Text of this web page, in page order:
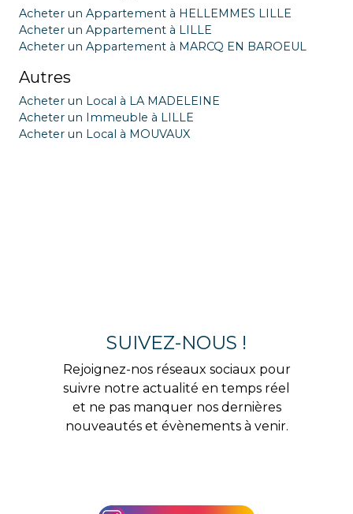
Acheter un Appartement à HELLEMMES LILLE
Acheter un Appartement à LILLE
Acheter un Appartement à MARCQ EN BAROEUL
Autres
Acheter un Local à LA MADELEINE
Acheter un Immeuble à LILLE
Acheter un Local à MOUVAUX
SUIVEZ-NOUS !
Rejoignez-nos réseaux sociaux pour
suivre notre actualité en temps réel
et ne pas manquer nos dernières
nouveautés et évènements à venir.